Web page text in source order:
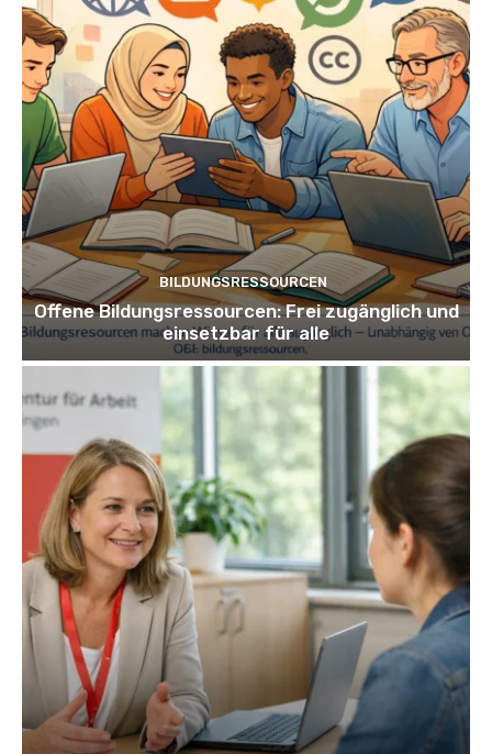
BILDUNGSRESSOURCEN
Offene Bildungsressourcen: Frei zugänglich und
einsetzbar für alle